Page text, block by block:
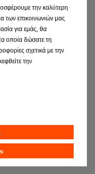
Κλείστε ραντεβού για
την καλύτερη
των επικοινωνιών μας
για εμάς, θα
οποία δώσατε τη
σχετικά με την
την